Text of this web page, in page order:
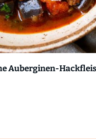
Auberginen-